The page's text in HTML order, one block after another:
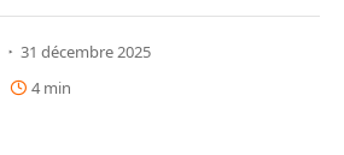
31 décembre 2025
4 min